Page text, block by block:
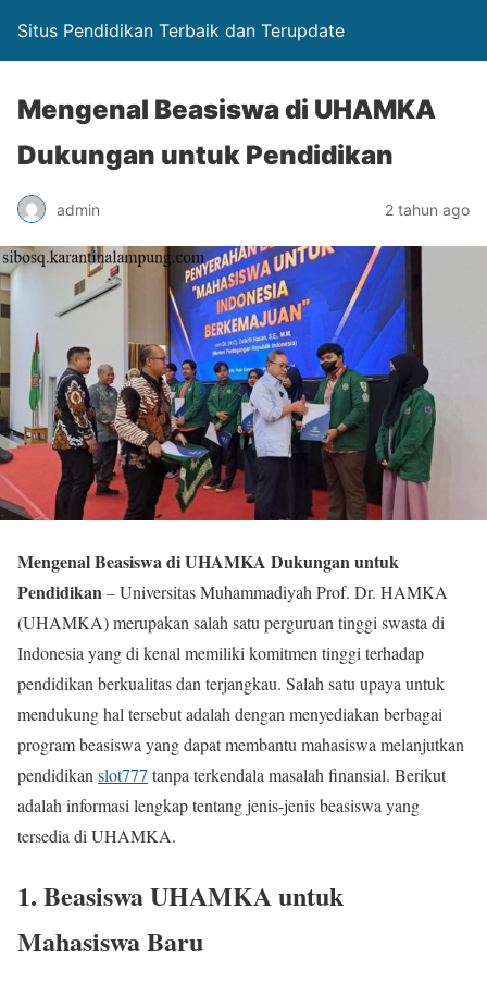
Situs Pendidikan Terbaik dan Terupdate
Mengenal Beasiswa di UHAMKA
Dukungan untuk Pendidikan
admin 2 tahun ago
Mengenal Beasiswa di UHAMKA Dukungan untuk
Pendidikan– Universitas Muhammadiyah Prof. Dr. HAMKA
(UHAMKA) merupakan salah satu perguruan tinggi swasta di
Indonesia yang di kenal memiliki komitmen tinggi terhadap
pendidikan berkualitas dan terjangkau. Salah satu upaya untuk
mendukung hal tersebut adalah dengan menyediakan berbagai
program beasiswa yang dapat membantu mahasiswa melanjutkan
pendidikan slot777 tanpa terkendala masalah finansial. Berikut
adalah informasi lengkap tentang jenis-jenis beasiswa yang
tersedia di UHAMKA.
1. Beasiswa UHAMKA untuk
Mahasiswa Baru